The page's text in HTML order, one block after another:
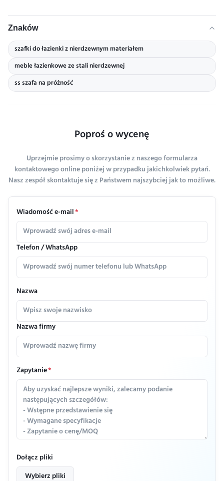
Znaków
szafki do łazienki z nierdzewnym materiałem
meble łazienkowe ze stali nierdzewnej
ss szafa na próżność
Poproś o wycenę
Uprzejmie prosimy o skorzystanie z naszego formularza
kontaktowego online poniżej w przypadku jakichkolwiek pytań.
Nasz zespół skontaktuje się z Państwem najszybciej jak to możliwe.
Wiadomość e-mail*
Telefon / WhatsApp
Nazwa
Nazwa firmy
Zapytanie*
Dołącz pliki
Wybierz pliki